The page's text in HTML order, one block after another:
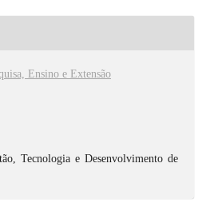
Ensino e Extensão
Tecnologia e Desenvolvimento de